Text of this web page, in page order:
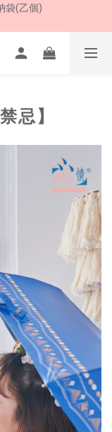
運費
運費
忌】